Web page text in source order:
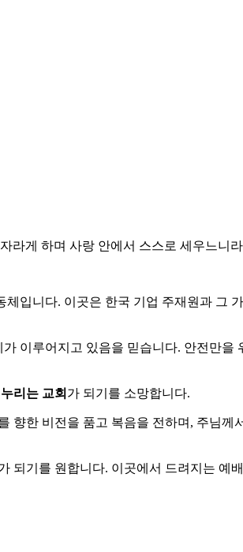
라게 하며 사랑 안에서 스스로 세우느니
입니다. 이곳은 한국 기업 주재원과 그
이루어지고 있음을 믿습니다. 안전만
리는 교회 가 되기를 소망합니다.
향한 비전을 품고 복음을 전하며, 주님께
되기를 원합니다. 이곳에서 드려지는 예